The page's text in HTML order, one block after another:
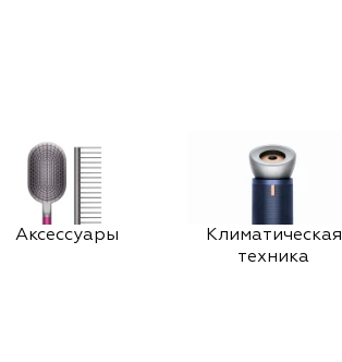
Аксессуары
Климатическая
техника